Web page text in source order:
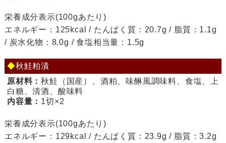
栄養成分表示(100gあたり)
エネルギー：125kcal / たんぱく質：20.7g / 脂質：1.1g
/ 炭水化物：8.0g / 食塩相当量：1.5g
◆秋鮭粕漬
原材料：秋鮭（国産）、酒粕、味醂風調味料、食塩、上
白糖、清酒、酸味料
内容量： 1切×2
栄養成分表示(100gあたり)
エネルギー：129kcal / たんぱく質：23.9g / 脂質：3.2g